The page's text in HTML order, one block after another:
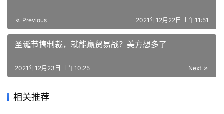
Previous 2021年12月22日 上午11:51
圣诞节搞制裁，就能赢贸易战？美方想多了
Next
2021年12月23日 上午10:25
相关推荐